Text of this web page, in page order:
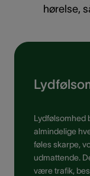
hørelse,
Lydfølsomhed
almindelige
føles skarpe,
udmattende.
være trafik,